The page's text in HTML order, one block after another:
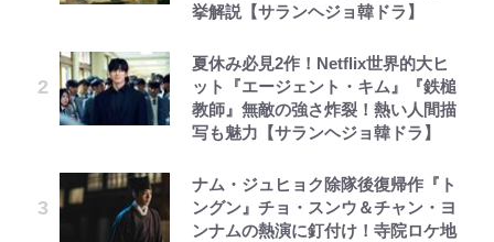
挙解説【サランヘジョ韓ドラ】
夏休み必見2作！Netflix世界的大ヒ
ット『エージェント・キム』『鉄槌
教師』無敵の強さ炸裂！熱い人間描
写も魅力【サランヘジョ韓ドラ】
ナム・ジュヒョク除隊後復帰作『ト
ングン』チョ・スンウ＆チャン・ヨ
ンナムの熱演に釘付け！寺院ロケ地